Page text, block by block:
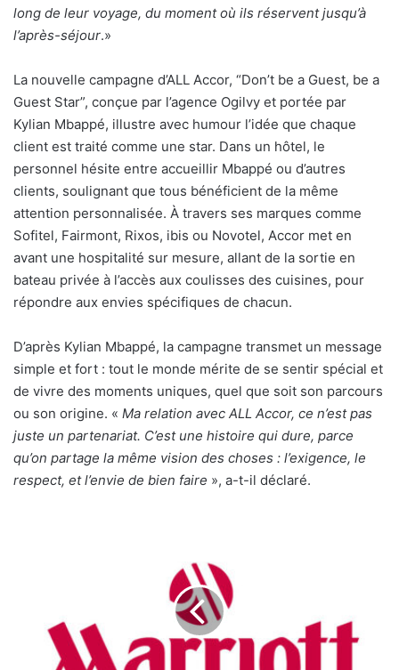
long de leur voyage, du moment où ils réservent jusqu’à
l’après-séjour.»
La nouvelle campagne d’ALL Accor, “Don’t be a Guest, be a
Guest Star”, conçue par l’agence Ogilvy et portée par
Kylian Mbappé, illustre avec humour l’idée que chaque
client est traité comme une star. Dans un hôtel, le
personnel hésite entre accueillir Mbappé ou d’autres
clients, soulignant que tous bénéficient de la même
attention personnalisée. À travers ses marques comme
Sofitel, Fairmont, Rixos, ibis ou Novotel, Accor met en
avant une hospitalité sur mesure, allant de la sortie en
bateau privée à l’accès aux coulisses des cuisines, pour
répondre aux envies spécifiques de chacun.
D’après Kylian Mbappé, la campagne transmet un message
simple et fort : tout le monde mérite de se sentir spécial et
de vivre des moments uniques, quel que soit son parcours
ou son origine. « Ma relation avec ALL Accor, ce n’est pas
juste un partenariat. C’est une histoire qui dure, parce
qu’on partage la même vision des choses : l’exigence, le
respect, et l’envie de bien faire », a-t-il déclaré.
Afrique